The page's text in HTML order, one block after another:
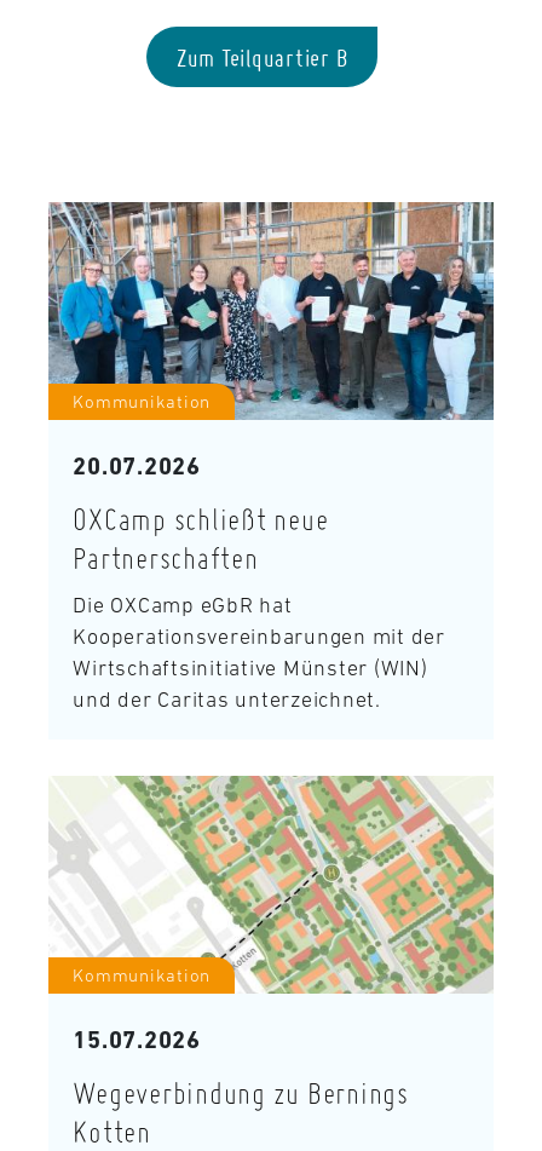
Zum Teilquartier B
Kommunikation
20.07.2026
OXCamp schließt neue
Partnerschaften
Die OXCamp eGbR hat
Kooperationsvereinbarungen mit der
Wirtschaftsinitiative Münster (WIN)
und der Caritas unterzeichnet.
Kommunikation
15.07.2026
Wegeverbindung zu Bernings
Kotten